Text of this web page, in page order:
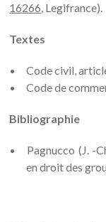
16266, Legifrance).
Textes
Code civil,
Code de
Bibliographie
Pagnucco (J. -
en droit des